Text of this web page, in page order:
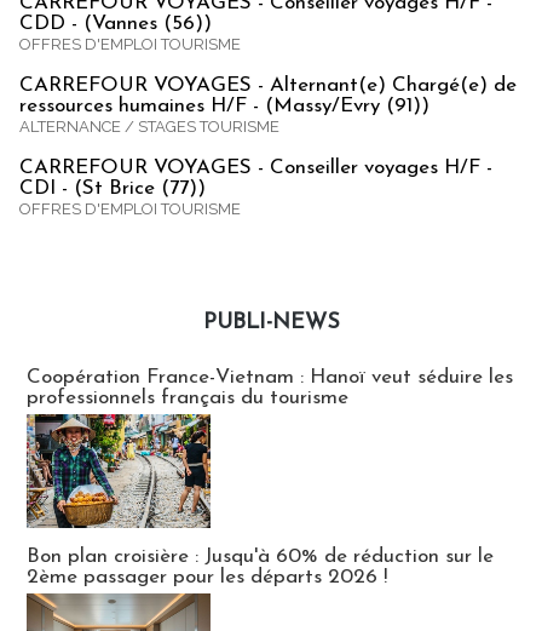
CDD - (Vannes (56))
OFFRES D'EMPLOI TOURISME
CARREFOUR VOYAGES - Alternant(e) Chargé(e) de
ressources humaines H/F - (Massy/Evry (91))
ALTERNANCE / STAGES TOURISME
CARREFOUR VOYAGES - Conseiller voyages H/F -
CDI - (St Brice (77))
OFFRES D'EMPLOI TOURISME
PUBLI-NEWS
Coopération France-Vietnam : Hanoï veut séduire les
professionnels français du tourisme
Bon plan croisière : Jusqu'à 60% de réduction sur le
2ème passager pour les départs 2026 !